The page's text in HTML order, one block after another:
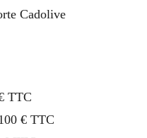
Cadolive
TTC
€ TTC